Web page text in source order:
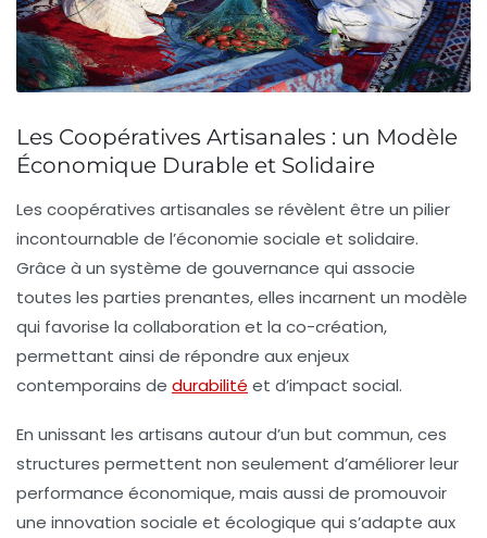
Les Coopératives Artisanales : un Modèle
Économique Durable et Solidaire
Les coopératives artisanales se révèlent être un pilier
incontournable de l’économie sociale et solidaire.
Grâce à un système de gouvernance qui associe
toutes les parties prenantes, elles incarnent un modèle
qui favorise la collaboration et la co-création,
permettant ainsi de répondre aux enjeux
contemporains de durabilité et d’impact social.
En unissant les artisans autour d’un but commun, ces
structures permettent non seulement d’améliorer leur
performance économique, mais aussi de promouvoir
une innovation sociale et écologique qui s’adapte aux